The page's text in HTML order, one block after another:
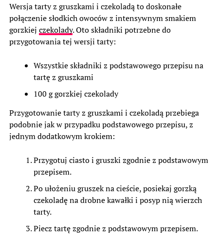
Wersja tarty z gruszkami i czekoladą to doskonałe
połączenie słodkich owoców z intensywnym smakiem
gorzkiej czekolady. Oto składniki potrzebne do
przygotowania tej wersji tarty:
Wszystkie składniki z podstawowego przepisu na
tartę z gruszkami
100 g gorzkiej czekolady
Przygotowanie tarty z gruszkami i czekoladą przebiega
podobnie jak w przypadku podstawowego przepisu, z
jednym dodatkowym krokiem:
Przygotuj ciasto i gruszki zgodnie z podstawowym
przepisem.
Po ułożeniu gruszek na cieście, posiekaj gorzką
czekoladę na drobne kawałki i posyp nią wierzch
tarty.
Piecz tartę zgodnie z podstawowym przepisem.